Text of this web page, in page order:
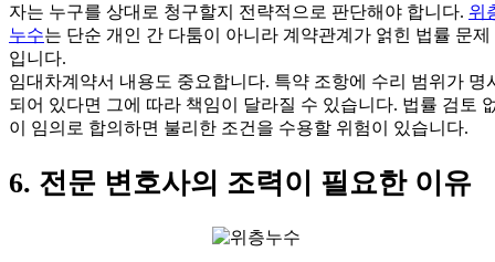
자는 누구를 상대로 청구할지 전략적으로 판단해야 합니다. 위
누수는 단순 개인 간 다툼이 아니라 계약관계가 얽힌 법률 문제
입니다.
임대차계약서 내용도 중요합니다. 특약 조항에 수리 범위가 명
되어 있다면 그에 따라 책임이 달라질 수 있습니다. 법률 검토
이 임의로 합의하면 불리한 조건을 수용할 위험이 있습니다.
6. 전문 변호사의 조력이 필요한 이유